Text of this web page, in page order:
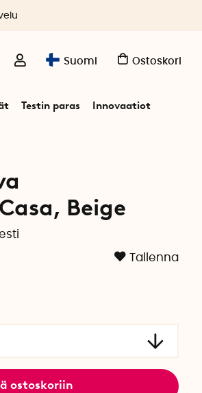
Suomi Ostoskori
Testin paras Innovaatiot
Beige
Tallenna
ostoskoriin